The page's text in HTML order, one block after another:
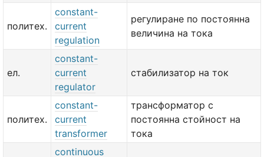
политех.
constant-
current
regulation
регулиране по постоянна
величина на тока
ел.
constant-
current
regulator
стабилизатор на ток
политех.
constant-
current
transformer
трансформатор с
постоянна стойност на
тока
continuous